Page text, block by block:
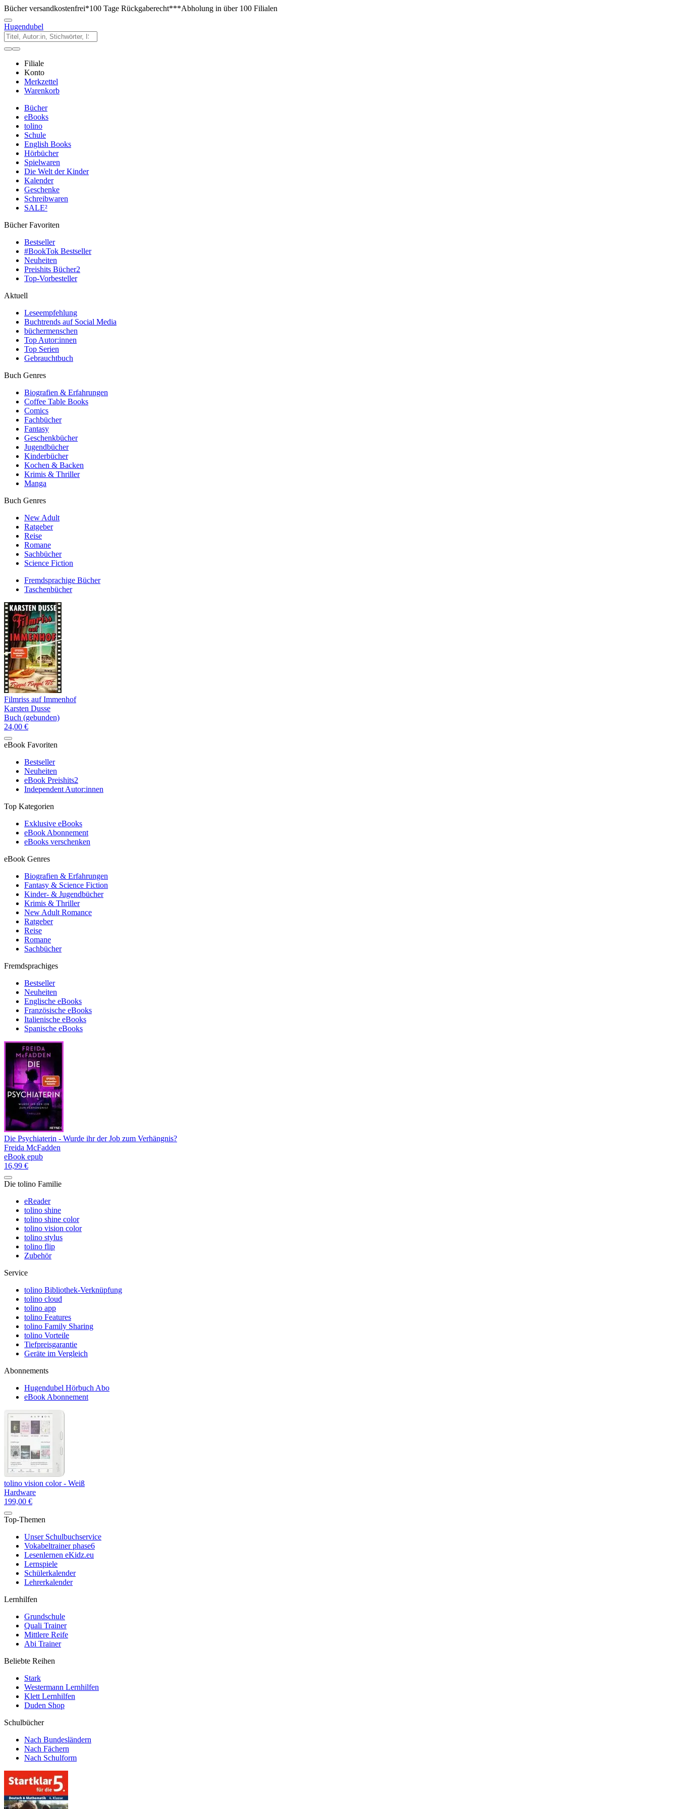
Bücher versandkostenfrei*100 Tage Rückgaberecht***Abholung in über 100 Filialen
Hugendubel
Filiale
Konto
Merkzettel
Warenkorb
Bücher
eBooks
tolino
Schule
English Books
Hörbücher
Spielwaren
Die Welt der Kinder
Kalender
Geschenke
Schreibwaren
SALE²
Bücher Favoriten
Bestseller
#BookTok Bestseller
Neuheiten
Preishits Bücher2
Top-Vorbesteller
Aktuell
Leseempfehlung
Buchtrends auf Social Media
büchermenschen
Top Autor:innen
Top Serien
Gebrauchtbuch
Buch Genres
Biografien & Erfahrungen
Coffee Table Books
Comics
Fachbücher
Fantasy
Geschenkbücher
Jugendbücher
Kinderbücher
Kochen & Backen
Krimis & Thriller
Manga
Buch Genres
New Adult
Ratgeber
Reise
Romane
Sachbücher
Science Fiction
Fremdsprachige Bücher
Taschenbücher
Filmriss auf Immenhof
Karsten Dusse
Buch (gebunden)
24,00 €
eBook Favoriten
Bestseller
Neuheiten
eBook Preishits2
Independent Autor:innen
Top Kategorien
Exklusive eBooks
eBook Abonnement
eBooks verschenken
eBook Genres
Biografien & Erfahrungen
Fantasy & Science Fiction
Kinder- & Jugendbücher
Krimis & Thriller
New Adult Romance
Ratgeber
Reise
Romane
Sachbücher
Fremdsprachiges
Bestseller
Neuheiten
Englische eBooks
Französische eBooks
Italienische eBooks
Spanische eBooks
Die Psychiaterin - Wurde ihr der Job zum Verhängnis?
Freida McFadden
eBook epub
16,99 €
Die tolino Familie
eReader
tolino shine
tolino shine color
tolino vision color
tolino stylus
tolino flip
Zubehör
Service
tolino Bibliothek-Verknüpfung
tolino cloud
tolino app
tolino Features
tolino Family Sharing
tolino Vorteile
Tiefpreisgarantie
Geräte im Vergleich
Abonnements
Hugendubel Hörbuch Abo
eBook Abonnement
tolino vision color - Weiß
Hardware
199,00 €
Top-Themen
Unser Schulbuchservice
Vokabeltrainer phase6
Lesenlernen eKidz.eu
Lernspiele
Schülerkalender
Lehrerkalender
Lernhilfen
Grundschule
Quali Trainer
Mittlere Reife
Abi Trainer
Beliebte Reihen
Stark
Westermann Lernhilfen
Klett Lernhilfen
Duden Shop
Schulbücher
Nach Bundesländern
Nach Fächern
Nach Schulform